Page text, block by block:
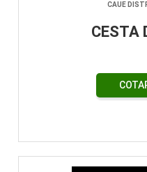
CAUE
CESTA